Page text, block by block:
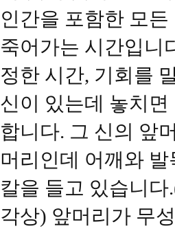
인간을 포함한 모
죽어가는 시간입니
정한 시간, 기회를
신이 있는데 놓치
합니다. 그 신의 앞
머리인데 어깨와
칼을 들고 있습니
각상) 앞머리가 무